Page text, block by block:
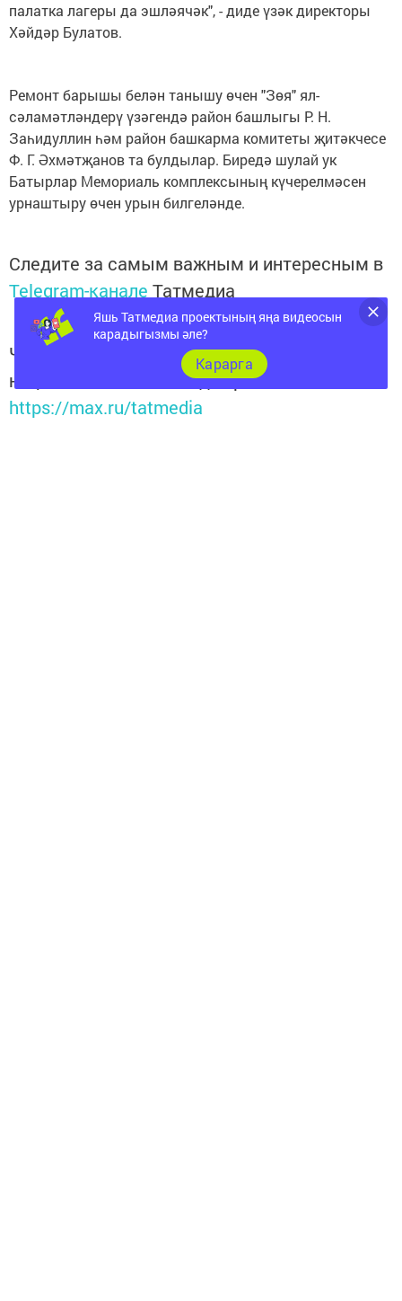
палатка лагеры да эшләячәк", - диде үзәк директоры
Хәйдәр Булатов.
Ремонт барышы белән танышу өчен "Зөя" ял-
сәламәтләндерү үзәгендә район башлыгы Р. Н.
Заһидуллин һәм район башкарма комитеты җитәкчесе
Ф. Г. Әхмәтҗанов та булдылар. Биредә шулай ук
Батырлар Мемориаль комплексының күчерелмәсен
урнаштыру өчен урын билгеләнде.
Следите за самым важным и интересным в
Telegram-канале Татмедиа
Читайте новости Татарстана в
национальном мессенджере MАХ:
https://max.ru/tatmedia
Яшь Татмедиа проектының яңа видеосын
карадыгызмы әле?
Карарга